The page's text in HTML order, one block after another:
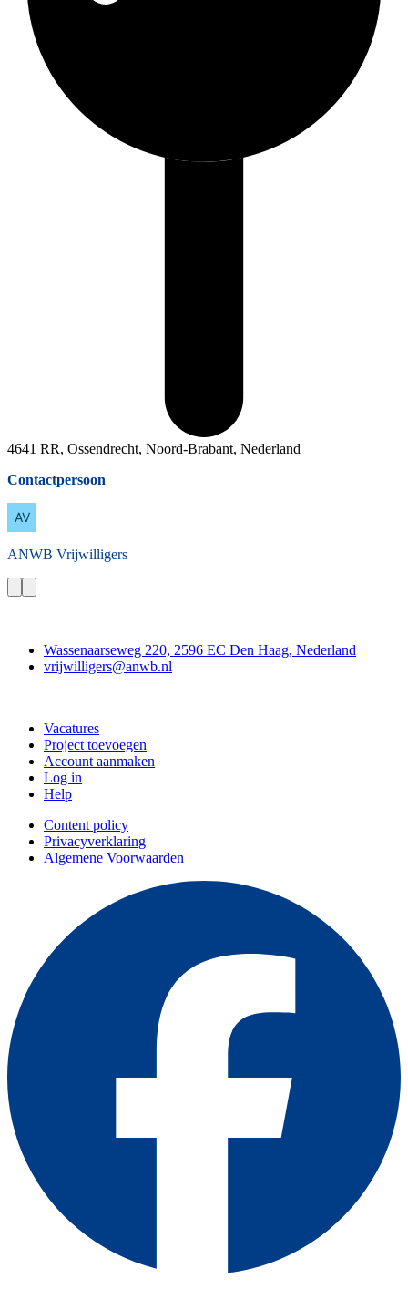
4641 RR, Ossendrecht, Noord-Brabant, Nederland
Contactpersoon
ANWB Vrijwilligers
Wassenaarseweg 220, 2596 EC Den Haag, Nederland
vrijwilligers@anwb.nl
Vacatures
Project toevoegen
Account aanmaken
Log in
Help
Content policy
Privacyverklaring
Algemene Voorwaarden